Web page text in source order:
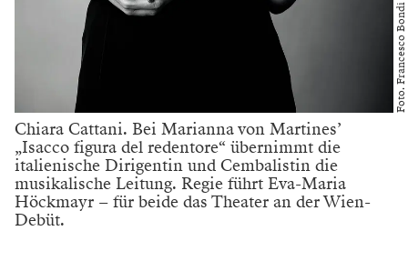
Foto. Francesco Bondi
Chiara Cattani. Bei Marianna von Martines’
„Isacco figura del redentore“ übernimmt die
italienische Dirigentin und Cembalistin die
musikalische Leitung. Regie führt Eva-Maria
Höckmayr – für beide das Theater an der Wien-
Debüt.